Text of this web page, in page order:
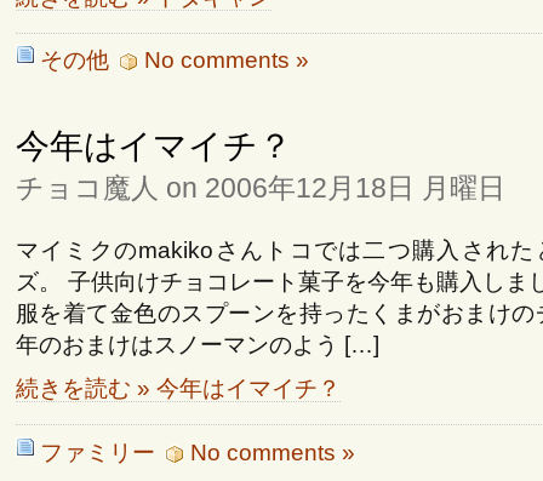
その他 No comments »
今年はイマイチ？
チョコ魔人 on 2006年12月18日 月曜日
マイミクのmakikoさんトコでは二つ購入され
ズ。 子供向けチョコレート菓子を今年も購入しま
服を着て金色のスプーンを持ったくまがおまけ
年のおまけはスノーマンのよう […]
続きを読む » 今年はイマイチ？
ファミリー No comments »